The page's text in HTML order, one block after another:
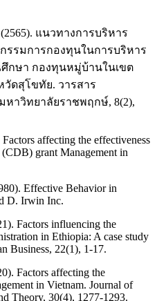
แนวทางการบริหาร
รมการกองทุนในการบริหาร
กษา กองทุนหมู่บ้านในเขต
ดสุโขทัย. วารสาร
าวิทยาลัยราชพฤกษ์, 8(2),
affecting the effectiveness
grant Management in
Effective Behavior in
D. Irwin Inc.
Factors influencing the
in Ethiopia: A case study
Business, 22(1), 1-17.
Factors affecting the
in Vietnam. Journal of
Theory, 30(4), 1277-1293.